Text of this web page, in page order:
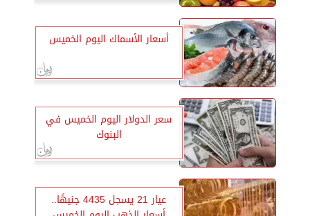
أسعار الأسماك اليوم الخميس
سعر الدولار اليوم الخميس في
البنوك
عيار 21 يسجل 4435 جنيهًا..